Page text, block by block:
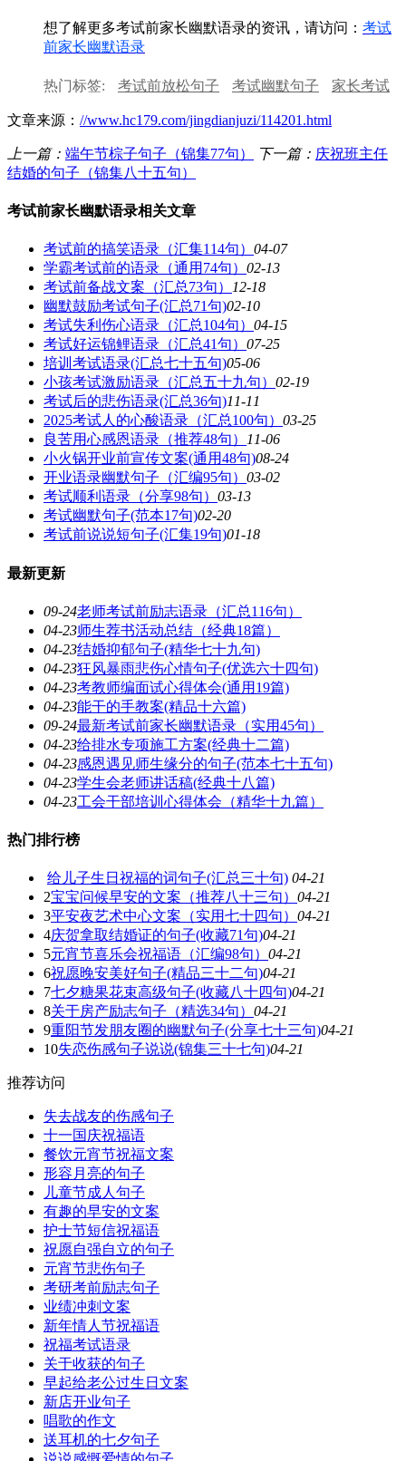
想了解更多考试前家长幽默语录的资讯，请访问： 考试
前家长幽默语录
热门标签: 考试前放松句子 考试幽默句子
家长考试
子
文章来源： //www.hc179.com/jingdianjuzi/114201.html
上一篇： 端午节棕子句子（锦集77句） 下一篇： 庆祝班主任
结婚的句子（锦集八十五句）
考试前家长幽默语录相关文章
考试前的搞笑语录（汇集114句） 04-07
学霸考试前的语录（通用74句） 02-13
考试前备战文案（汇总73句）
12-18
幽默鼓励考试句子(汇总71句)02-10
考试失利伤心语录（汇总104句） 04-15
考试好运锦鲤语录（汇总41句） 07-25
培训考试语录(汇总七十五句)05-06
小孩考试激励语录（汇总五十九句） 02-19
考试后的悲伤语录(汇总36句)11-11
2025考试人的心酸语录（汇总100句） 03-25
良苦用心感恩语录（推荐48句）
11-06
小火锅开业前宣传文案(通用48句)08-24
开业语录幽默句子（汇编95句） 03-02
考试顺利语录（分享98句） 03-13
考试幽默句子(范本17句)02-20
考试前说说短句子(汇集19句)01-18
最新更新
09-24老师考试前励志语录（汇总116句）
04-23师生荐书活动总结（经典18篇）
04-23结婚抑郁句子(精华七十九句)
04-23狂风暴雨悲伤心情句子(优选六十四句)
04-23考教师编面试心得体会(通用19篇)
04-23能干的手教案(精品十六篇)
09-24最新考试前家长幽默语录（实用45句）
04-23给排水专项施工方案(经典十二篇)
04-23感恩遇见师生缘分的句子(范本七十五句)
04-23学生会老师讲话稿(经典十八篇)
04-23工会干部培训心得体会（精华十九篇）
热门排行榜
给儿子生日祝福的词句子(汇总三十句) 04-21
2宝宝问候早安的文案（推荐八十三句） 04-21
3平安夜艺术中心文案（实用七十四句） 04-21
4庆贺拿取结婚证的句子(收藏71句)04-21
5元宵节喜乐会祝福语（汇编98句） 04-21
6祝愿晚安美好句子(精品三十二句)04-21
7七夕糖果花束高级句子(收藏八十四句)04-21
8关于房产励志句子（精选34句） 04-21
9重阳节发朋友圈的幽默句子(分享七十三句)04-21
10失恋伤感句子说说(锦集三十七句)04-21
推荐访问
失去战友的伤感句子
十一国庆祝福语
餐饮元宵节祝福文案
形容月亮的句子
儿童节成人句子
有趣的早安的文案
护士节短信祝福语
祝愿自强自立的句子
元宵节悲伤句子
考研考前励志句子
业绩冲刺文案
新年情人节祝福语
祝福考试语录
关于收获的句子
早起给老公过生日文案
新店开业句子
唱歌的作文
送耳机的七夕句子